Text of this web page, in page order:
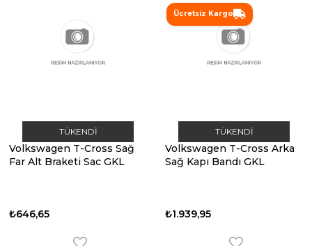
TÜKENDI
Volkswagen T-Cross Sağ
Far Alt Braketi Sac GKL
₺646,65
Ücretsiz Kargo
TÜKENDI
Volkswagen T-Cross Arka
Sağ Kapı Bandı GKL
₺1.939,95